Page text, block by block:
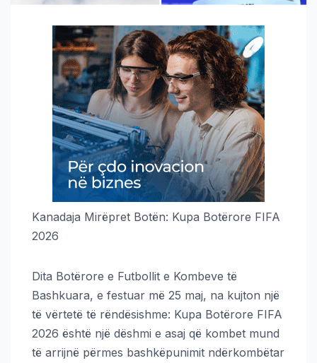
Kanadaja Mirëpret Botën: Kupa Botërore FIFA
2026
Dita Botërore e Futbollit e Kombeve të
Bashkuara, e festuar më 25 maj, na kujton një
të vërtetë të rëndësishme: Kupa Botërore FIFA
2026 është një dëshmi e asaj që kombet mund
të arrijnë përmes bashkëpunimit ndërkombëtar